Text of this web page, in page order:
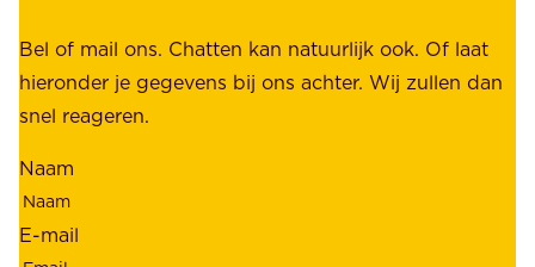
b
e
t
o
u
w
e
h
o
Bel of mail ons. Chatten kan natuurlijk ook. Of laat
hieronder je gegevens bij ons achter. Wij zullen dan
snel reageren.
Naam
E-mail